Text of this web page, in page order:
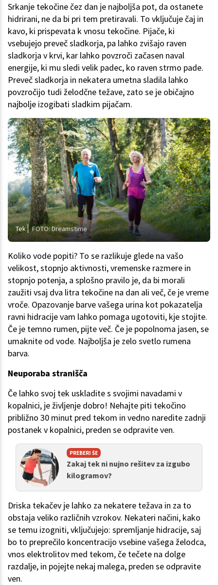
Srkanje tekočine čez dan je najboljša pot, da ostanete
hidrirani, ne da bi pri tem pretiravali. To vključuje čaj in
kavo, ki prispevata k vnosu tekočine. Pijače, ki
vsebujejo preveč sladkorja, pa lahko zvišajo raven
sladkorja v krvi, kar lahko povzroči začasen naval
energije, ki mu sledi velik padec, ko raven strmo pade.
Preveč sladkorja in nekatera umetna sladila lahko
povzročijo tudi želodčne težave, zato se je običajno
najbolje izogibati sladkim pijačam.
Tek FOTO: Dreamstime
Koliko vode popiti? To se razlikuje glede na vašo
velikost, stopnjo aktivnosti, vremenske razmere in
stopnjo potenja, a splošno pravilo je, da bi morali
zaužiti vsaj dva litra tekočine na dan ali več, če je vreme
vroče. Opazovanje barve vašega urina kot pokazatelja
ravni hidracije vam lahko pomaga ugotoviti, kje stojite.
Če je temno rumen, pijte več. Če je popolnoma jasen, se
umaknite od vode. Najboljša je zelo svetlo rumena
barva.
Neuporaba stranišča
Če lahko svoj tek uskladite s svojimi navadami v
kopalnici, je življenje dobro! Nehajte piti tekočino
približno 30 minut pred tekom in vedno naredite zadnji
postanek v kopalnici, preden se odpravite ven.
PREBERI ŠE
Zakaj tek ni nujno rešitev za izgubo
kilogramov?
Driska tekačev je lahko za nekatere težava in za to
obstaja veliko različnih vzrokov. Nekateri načini, kako
se temu izogniti, vključujejo: spremljanje hidracije, saj
bo to preprečilo koncentracijo vsebine vašega želodca,
vnos elektrolitov med tekom, če tečete na dolge
razdalje, in pojejte nekaj malega, preden se odpravite
ven.